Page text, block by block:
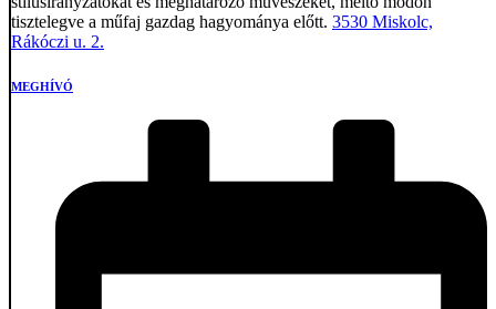
tisztelegve a műfaj gazdag hagyománya előtt. 3530 Miskolc,
Rákóczi u. 2.
MEGHÍVÓ